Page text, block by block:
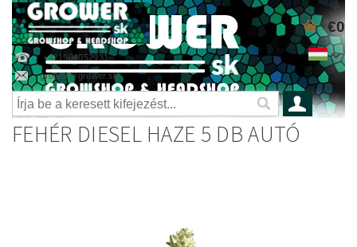
+421904052931
grower@grower.sk
€0
FEHÉR DIESEL HAZE 5 DB AUTÓ